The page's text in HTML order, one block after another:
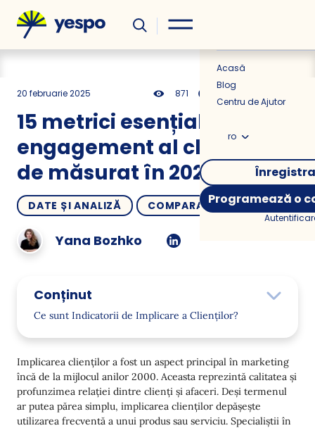
Acasă
Blog
Centru de Ajutor
ro
Programează o
20 februarie 2025 871 18 min
DATE ȘI ANALIZĂ COMPARAȚII
15 metrici esențiale de
engagement al clienților
de măsurat în 2025 și după
Yana Bozhko
Conținut
Ce sunt Indicatorii de Implicare a Clienților?
De ce sunt Cruciali Indicatorii de Implicare a
Clienților pentru Afacerea Ta?
15 Indicatori Cheie de Implicare a Clienților de
Urmărit
Utilizatori Activi (DAU/MAU)
Implicarea clienților a fost un aspect principal în marketing
încă de la mijlocul anilor 2000. Aceasta reprezintă calitatea și
profunzimea relației dintre clienți și afaceri. Deși termenul
ar putea părea simplu, implicarea clienților depășește
utilizarea frecventă a unui produs sau serviciu. Specialiștii în